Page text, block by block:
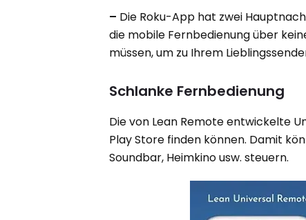
– Die Roku-App hat zwei
die mobile Fernbedienung über
müssen, um zu Ihrem
Schlanke Fernbedienung
Die von Lean Remote entwickelte
Play Store finden können. Damit
Soundbar, Heimkino usw. steuern.